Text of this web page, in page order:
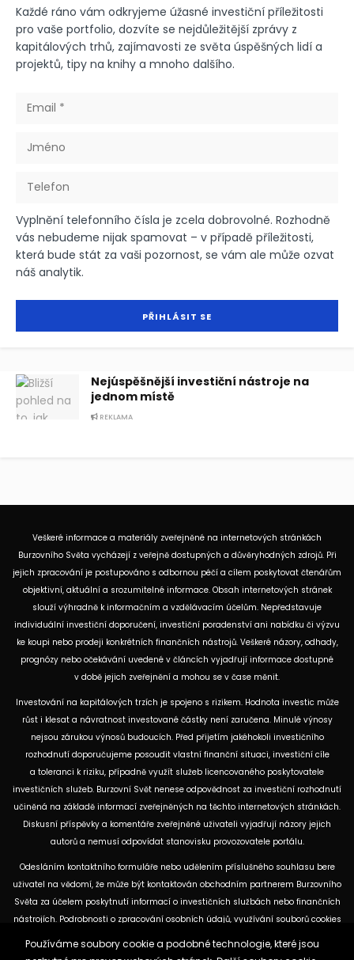
Každé ráno vám odkryjeme úžasné investiční příležitosti
pro vaše portfolio, dozvíte se nejdůležitější zprávy z
kapitálových trhů, zajímavosti ze světa úspěšných lidí a
projektů, tipy na knihy a mnoho dalšího.
Vyplnění telefonního čísla je zcela dobrovolné. Rozhodně
vás nebudeme nijak spamovat – v případě příležitosti,
která bude stát za vaši pozornost, se vám ale může ozvat
náš analytik.
Nejúspěšnější investiční nástroje na
jednom místě
REKLAMA
Veškeré informace a materiály zveřejněné na internetových stránkách
Burzovního Světa vycházejí z veřejně dostupných a důvěryhodných zdrojů. Při
jejich zpracování je postupováno s odbornou péčí a cílem poskytovat čtenářům
objektivní, aktuální a srozumitelné informace. Obsah internetových stránek
slouží výhradně k informačním a vzdělávacím účelům. Nepředstavuje
individuální investiční doporučení, investiční poradenství ani nabídku či výzvu
ke koupi nebo prodeji konkrétních finančních nástrojů. Veškeré názory, odhady,
prognózy nebo očekávání uvedené v článcích vyjadřují informace dostupné
v době jejich zveřejnění a mohou se v čase měnit.
Investování na kapitálových trzích je spojeno s rizikem. Hodnota investic může
růst i klesat a návratnost investované částky není zaručena. Minulé výnosy
nejsou zárukou výnosů budoucích. Před přijetím jakéhokoli investičního
rozhodnutí doporučujeme posoudit vlastní finanční situaci, investiční cíle
a toleranci k riziku, případně využít služeb licencovaného poskytovatele
investičních služeb. Burzovní Svět nenese odpovědnost za investiční rozhodnutí
učiněná na základě informací zveřejněných na těchto internetových stránkách.
Diskusní příspěvky a komentáře zveřejněné uživateli vyjadřují názory jejich
autorů a nemusí odpovídat stanovisku provozovatele portálu.
Odesláním kontaktního formuláře nebo udělením příslušného souhlasu bere
uživatel na vědomí, že může být kontaktován obchodním partnerem Burzovního
Světa za účelem poskytnutí informací o investičních službách nebo finančních
nástrojích. Podrobnosti o zpracování osobních údajů, využívání souborů cookies
dostupných na těchto internetových stránkách. U jednotlivých článků mohou
Používáme soubory cookie a podobné technologie, které jsou